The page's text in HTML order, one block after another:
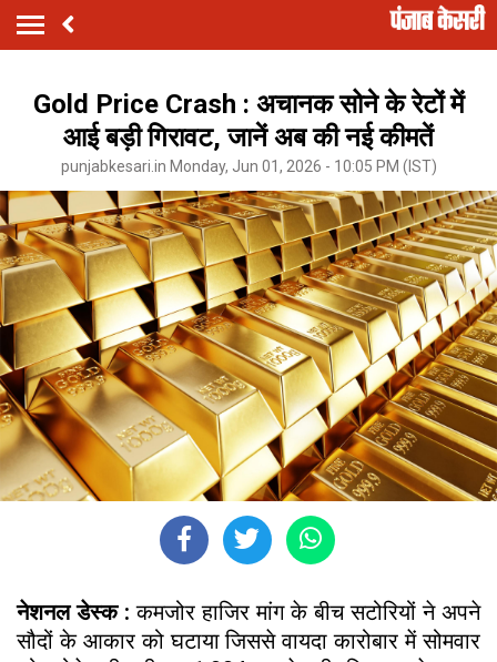
Gold Price Crash : अचानक सोने के रेटों में
आई बड़ी गिरावट, जानें अब की नई कीमतें
punjabkesari.in Monday, Jun 01, 2026 - 10:05 PM (IST)
नेशनल डेस्क :कमजोर हाजिर मांग के बीच सटोरियों ने अपने
सौदों के आकार को घटाया जिससे वायदा कारोबार में सोमवार